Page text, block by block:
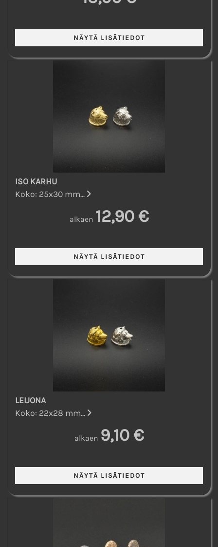
ISO KARHU
Koko: 25x30 mm...
alkaen 12,90 €
LEIJONA
Koko: 22x28 mm...
alkaen 9,10 €